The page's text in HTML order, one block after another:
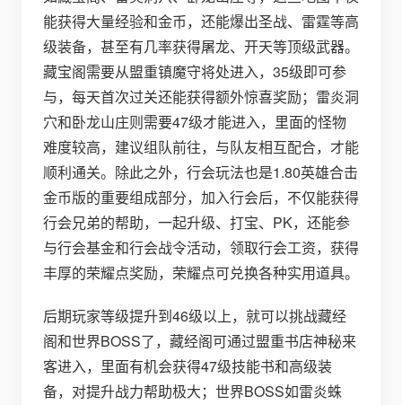
能获得大量经验和金币，还能爆出圣战、雷霆等高
级装备，甚至有几率获得屠龙、开天等顶级武器。
藏宝阁需要从盟重镇魔守将处进入，35级即可参
与，每天首次过关还能获得额外惊喜奖励；雷炎洞
穴和卧龙山庄则需要47级才能进入，里面的怪物
难度较高，建议组队前往，与队友相互配合，才能
顺利通关。除此之外，行会玩法也是1.80英雄合击
金币版的重要组成部分，加入行会后，不仅能获得
行会兄弟的帮助，一起升级、打宝、PK，还能参
与行会基金和行会战令活动，领取行会工资，获得
丰厚的荣耀点奖励，荣耀点可兑换各种实用道具。
后期玩家等级提升到46级以上，就可以挑战藏经
阁和世界BOSS了，藏经阁可通过盟重书店神秘来
客进入，里面有机会获得47级技能书和高级装
备，对提升战力帮助极大；世界BOSS如雷炎蛛